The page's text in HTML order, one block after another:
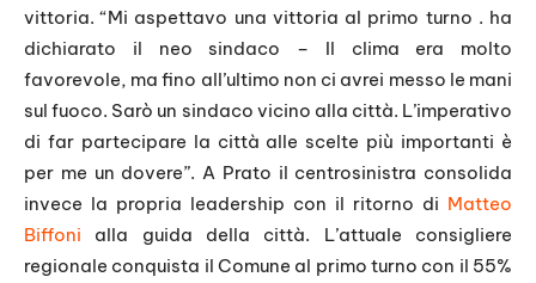
vittoria. “Mi aspettavo una vittoria al primo turno . ha
dichiarato il neo sindaco – Il clima era molto
favorevole, ma fino all’ultimo non ci avrei messo le mani
sul fuoco. Sarò un sindaco vicino alla città. L’imperativo
di far partecipare la città alle scelte più importanti è
per me un dovere”. A Prato il centrosinistra consolida
invece la propria leadership con il ritorno di Matteo
Biffoni alla guida della città. L’attuale consigliere
regionale conquista il Comune al primo turno con il 55%